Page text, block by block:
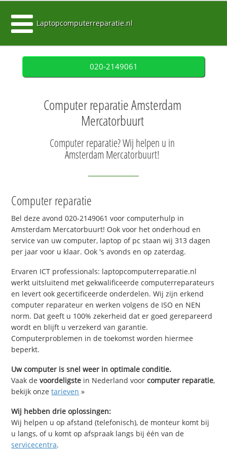
Laptopcomputerreparatie.nl
020-2149061
Computer reparatie Amsterdam
Mercatorbuurt
Computer reparatie? Wij helpen u in
Amsterdam Mercatorbuurt!
Computer reparatie
Bel deze avond 020-2149061 voor computerhulp in
Amsterdam Mercatorbuurt! Ook voor het onderhoud en
service van uw computer, laptop of pc staan wij 313 dagen
per jaar voor u klaar. Ook 's avonds en op zaterdag.
Ervaren ICT professionals: laptopcomputerreparatie.nl
werkt uitsluitend met gekwalificeerde computerreparateurs
en levert ook gecertificeerde onderdelen. Wij zijn erkend
computer reparateur en werken volgens de ISO en NEN
norm. Dat geeft u 100% zekerheid dat er goed gerepareerd
wordt en blijft u verzekerd van garantie.
Computerproblemen in de toekomst worden hiermee
beperkt.
Uw computer is snel weer in optimale conditie.
Vaak devoordeligste in Nederland voorcomputer reparatie,
bekijk onzetarieven »
Wij hebben drie oplossingen:
Wij helpen u op afstand (telefonisch), de monteur komt bij
u langs, of u komt op afspraak langs bij één van de
servicecentra.